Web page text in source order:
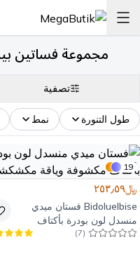
مجموعة فساتين
تصفية
طول التنورة نمط
19
﷼٢٥٣٫٥٩
Bidoluelbise فستان ميدي
منسدل لون بودرة بأكتاف
مكشوفة وياقة مكشكشة
(
7
)